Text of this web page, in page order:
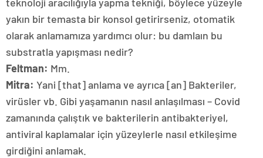
yakın bir temasta bir konsol getirirseniz, otomatik
olarak anlamamıza yardımcı olur: bu damlaın bu
substratla yapışması nedir?
Feltman: Mm.
Mitra: Yani [that] anlama ve ayrıca [an] Bakteriler,
virüsler vb. Gibi yaşamanın nasıl anlaşılması – Covid
zamanında çalıştık ve bakterilerin antibakteriyel,
antiviral kaplamalar için yüzeylerle nasıl etkileşime
girdiğini anlamak.